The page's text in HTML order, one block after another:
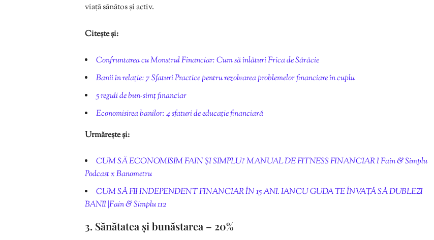
viață sănătos și activ.
Citește și:
Confruntarea cu Monstrul Financiar: Cum să înlături Frica de Sărăcie
Banii în relație: 7 Sfaturi Practice pentru rezolvarea problemelor financiare în cuplu
5 reguli de bun-simț financiar
Economisirea banilor: 4 sfaturi de educație financiară
Urmărește și:
CUM SĂ ECONOMISIM FAIN ȘI SIMPLU? MANUAL DE FITNESS FINANCIAR I Fain & Simplu
Podcast x Banometru
CUM SĂ FII INDEPENDENT FINANCIAR ÎN 15 ANI. IANCU GUDA TE ÎNVAȚĂ SĂ DUBLEZI
BANII |Fain & Simplu 112
3. Sănătatea și bunăstarea – 20%